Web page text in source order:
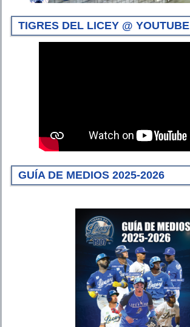
TIGRES DEL LICEY @ YOUTUBE
GUÍA DE MEDIOS 2025-2026